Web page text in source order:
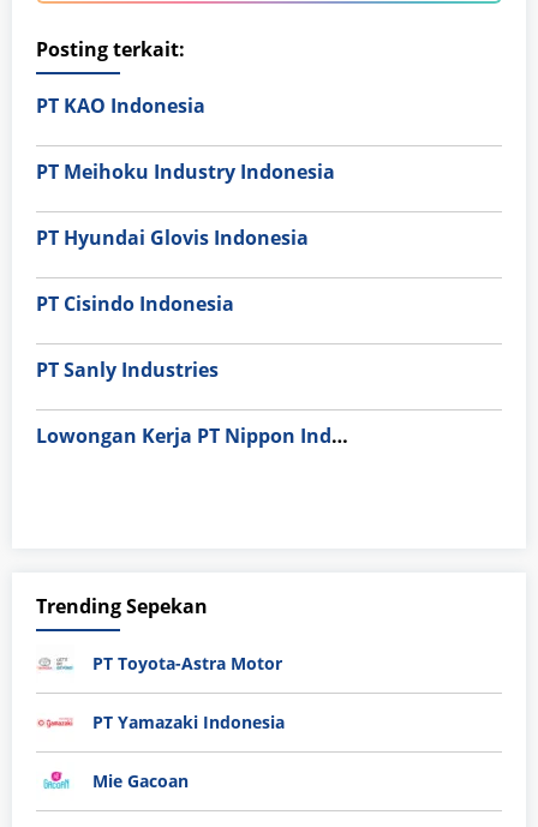
Posting terkait:
PT KAO Indonesia
PT Meihoku Industry Indonesia
PT Hyundai Glovis Indonesia
PT Cisindo Indonesia
PT Sanly Industries
Lowongan Kerja PT Nippon Indosari Corpindo Tbk. Bulan Agustus 2026
Trending Sepekan
PT Toyota-Astra Motor
PT Yamazaki Indonesia
Mie Gacoan